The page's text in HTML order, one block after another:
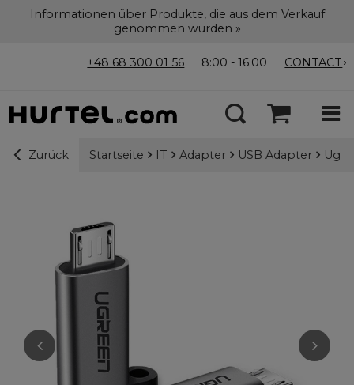
Informationen über Produkte, die aus dem Verkauf
genommen wurden »
+48 68 300 01 56 8:00 - 16:00 CONTACT
Zurück Startseite IT Adapter USB Adapter